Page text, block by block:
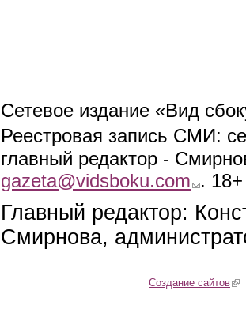
Сетевое издание «Вид
Реестровая запись СМИ:
главный редактор -
gazeta@vidsboku.com (link sends e-
. 18+
Главный редактор:
Смирнова,
Создание сайтов